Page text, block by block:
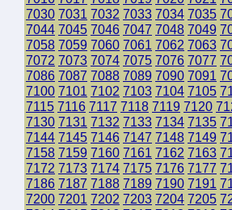
7030 7031 7032 7033 7034 7035
7044 7045 7046 7047 7048 7049
7058 7059 7060 7061 7062 7063
7072 7073 7074 7075 7076 7077
7086 7087 7088 7089 7090 7091
7100 7101 7102 7103 7104 7105
7115 7116 7117 7118 7119 7120
7130 7131 7132 7133 7134 7135
7144 7145 7146 7147 7148 7149
7158 7159 7160 7161 7162 7163
7172 7173 7174 7175 7176 7177
7186 7187 7188 7189 7190 7191
7200 7201 7202 7203 7204 7205